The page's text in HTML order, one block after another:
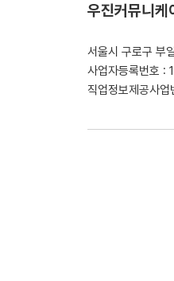
우진커뮤니케
서울시 구로구 부
사업자등록번호
직업정보제공사